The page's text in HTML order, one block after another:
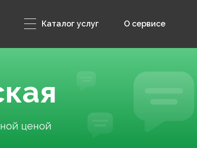
Каталог услуг О сервисе
ценой